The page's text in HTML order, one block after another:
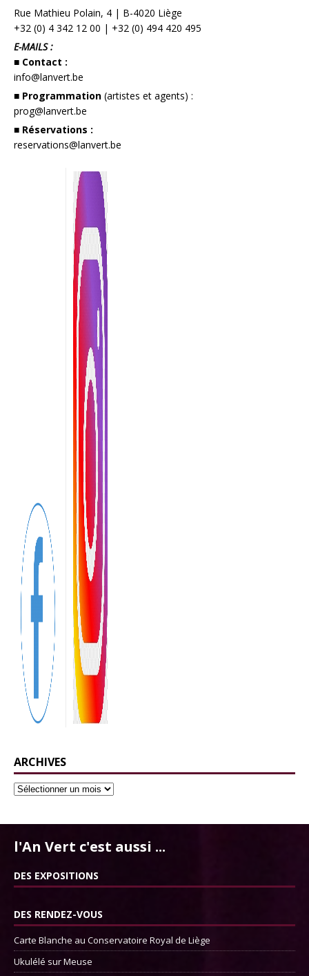
Rue Mathieu Polain, 4 | B-4020 Liège
+32 (0) 4 342 12 00 | +32 (0) 494 420 495
E-MAILS :
■ Contact :
info@lanvert.be
■ Programmation (artistes et agents) :
prog@lanvert.be
■ Réservations :
reservations@lanvert.be
ARCHIVES
l'An Vert c'est aussi ...
DES EXPOSITIONS
DES RENDEZ-VOUS
Carte Blanche au Conservatoire Royal de Liège
Ukulélé sur Meuse